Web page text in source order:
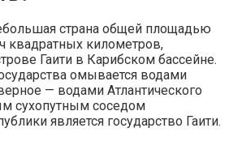
страна общей площадью
квадратных километров,
Гаити в Карибском бассейне.
омывается водами
— водами Атлантического
сухопутным соседом
является государство Гаити.